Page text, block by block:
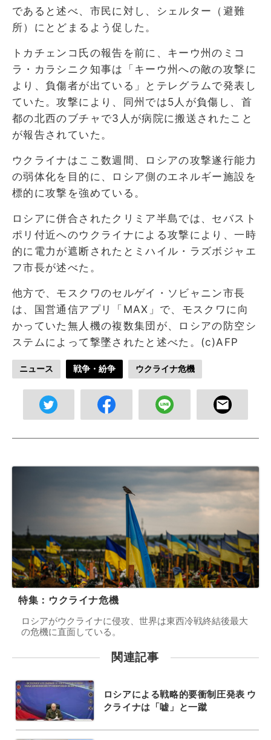
であると述べ、市民に対し、シェルター（避難
所）にとどまるよう促した。
トカチェンコ氏の報告を前に、キーウ州のミコ
ラ・カラシニク知事は「キーウ州への敵の攻撃に
より、負傷者が出ている」とテレグラムで発表し
ていた。攻撃により、同州では5人が負傷し、首
都の北西のブチャで3人が病院に搬送されたこと
が報告されていた。
ウクライナはここ数週間、ロシアの攻撃遂行能力
の弱体化を目的に、ロシア側のエネルギー施設を
標的に攻撃を強めている。
ロシアに併合されたクリミア半島では、セバスト
ポリ付近へのウクライナによる攻撃により、一時
的に電力が遮断されたとミハイル・ラズボジャエ
フ市長が述べた。
他方で、モスクワのセルゲイ・ソビャニン市長
は、国営通信アプリ「MAX」で、モスクワに向
かっていた無人機の複数集団が、ロシアの防空シ
ステムによって撃墜されたと述べた。(c)AFP
ニュース 戦争・紛争 ウクライナ危機
特集：ウクライナ危機
ロシアがウクライナに侵攻、世界は東西冷戦終結後最大
の危機に直面している。
関連記事
ロシアによる戦略的要衝制圧発表 ウ
クライナは「嘘」と一蹴